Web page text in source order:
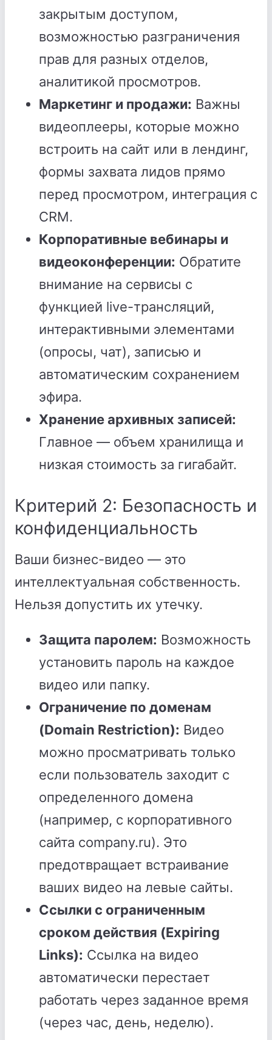
закрытым доступом,
возможностью разграничения
прав для разных отделов,
аналитикой просмотров.
Маркетинг и продажи: Важны
видеоплееры, которые можно
встроить на сайт или в лендинг,
формы захвата лидов прямо
перед просмотром, интеграция с
CRM.
Корпоративные вебинары и
видеоконференции: Обратите
внимание на сервисы с
функцией live-трансляций,
интерактивными элементами
(опросы, чат), записью и
автоматическим сохранением
эфира.
Хранение архивных записей:
Главное — объем хранилища и
низкая стоимость за гигабайт.
Критерий 2: Безопасность и
конфиденциальность
Ваши бизнес-видео — это
интеллектуальная собственность.
Нельзя допустить их утечку.
Защита паролем: Возможность
установить пароль на каждое
видео или папку.
Ограничение по доменам
(Domain Restriction): Видео
можно просматривать только
если пользователь заходит с
определенного домена
(например, с корпоративного
сайта company.ru). Это
предотвращает встраивание
ваших видео на левые сайты.
Ссылки с ограниченным
сроком действия (Expiring
Links): Ссылка на видео
автоматически перестает
работать через заданное время
(через час, день, неделю).